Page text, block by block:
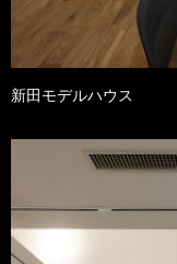
新田モデルハウス